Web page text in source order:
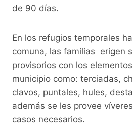
de 90 días.
En los refugios temporales
comuna, las familias erigen
provisorios con los
municipio como: terciadas,
clavos, puntales, hules,
además se les provee
casos necesarios.